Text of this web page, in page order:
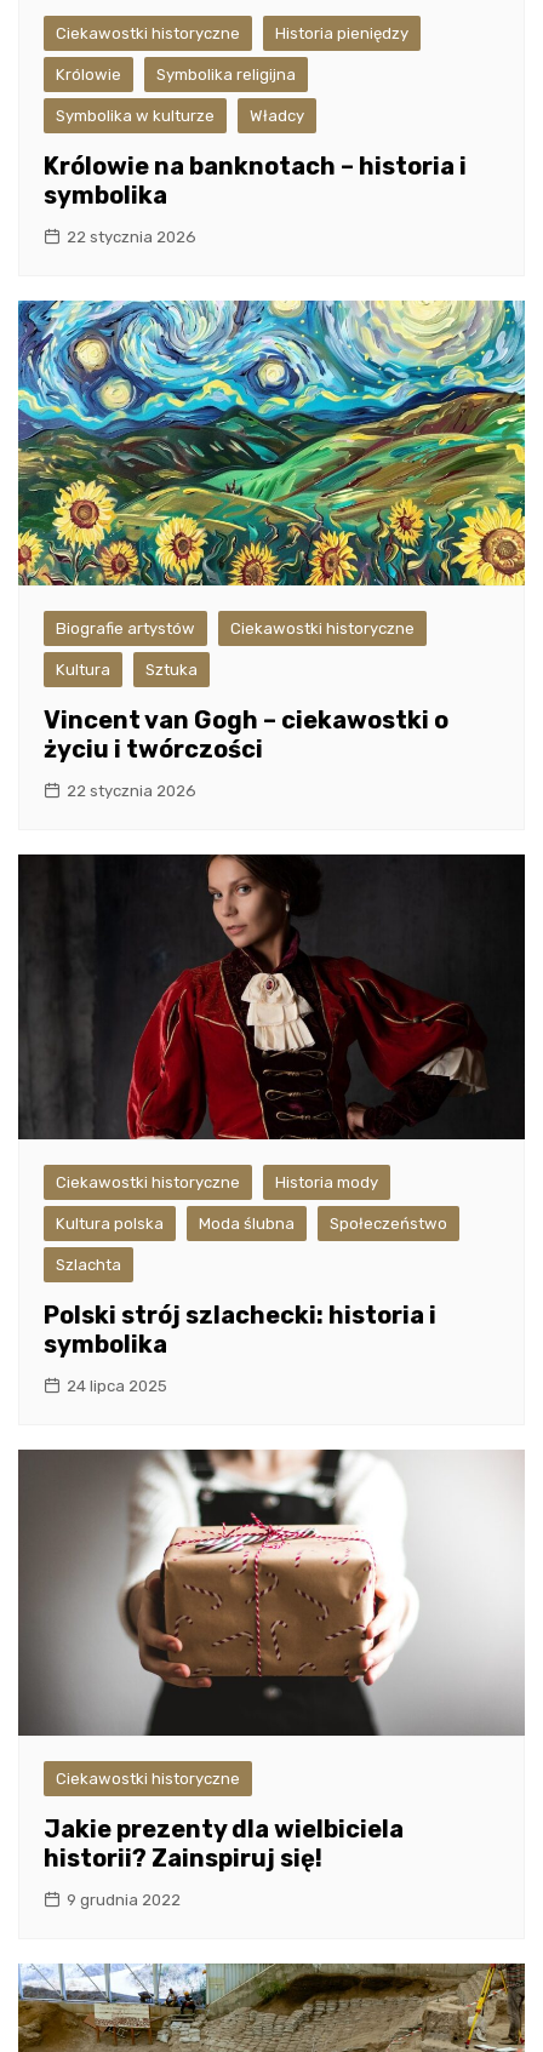
Ciekawostki historyczne Historia pieniędzy
Królowie Symbolika religijna
Symbolika w kulturze Władcy
Królowie na banknotach – historia i
symbolika
22 stycznia 2026
Biografie artystów Ciekawostki historyczne
Kultura Sztuka
Vincent van Gogh – ciekawostki o
życiu i twórczości
22 stycznia 2026
Ciekawostki historyczne Historia mody
Kultura polska Moda ślubna Społeczeństwo
Szlachta
Polski strój szlachecki: historia i
symbolika
24 lipca 2025
Ciekawostki historyczne
Jakie prezenty dla wielbiciela
historii? Zainspiruj się!
9 grudnia 2022